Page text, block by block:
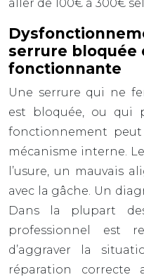
aller de 100€ à 300€
serrure bloquée
fonctionnante
Une serrure qui ne
est bloquée, ou qui
fonctionnement
mécanisme interne.
l’usure, un mauvais
avec la gâche. Un
Dans la plupart
professionnel est
d’aggraver la
réparation correcte